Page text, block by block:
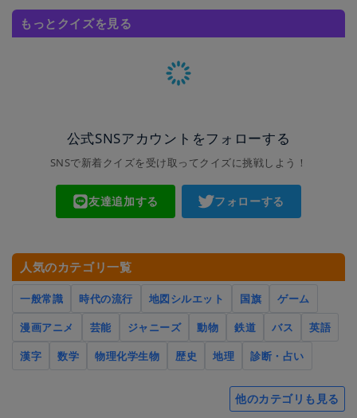
もっとクイズを見る
公式SNSアカウントをフォローする
SNSで新着クイズを受け取ってクイズに挑戦しよう！
友達追加する フォローする
人気のカテゴリ一覧
一般常識 時代の流行 地図シルエット 国旗
ゲーム
漫画アニメ
芸能 ジャニーズ 動物 鉄道 バス
英語
漢字
数学 物理化学生物 歴史 地理 診断・占い
他のカテゴリも見る